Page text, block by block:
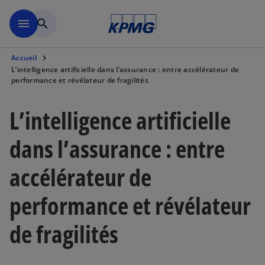
menu search
Accueil
L’intelligence artificielle dans l’assurance : entre accélérateur de
performance et révélateur de fragilités
L’intelligence artificielle
dans l’assurance : entre
accélérateur de
performance et révélateur
de fragilités